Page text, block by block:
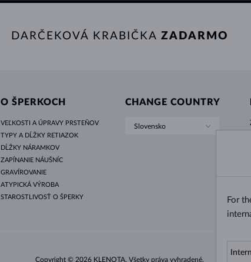
DARČEKOVÁ KRABIČKA ZADARMO
O ŠPERKOCH
VEĽKOSTI A ÚPRAVY PRSTEŇOV
TYPY A DĹŽKY RETIAZOK
DĹŽKY NÁRAMKOV
ZAPÍNANIE NÁUŠNÍC
GRAVÍROVANIE
ATYPICKÁ VÝROBA
STAROSTLIVOSŤ O ŠPERKY
CHANGE COUNTRY
Slovensko
Copyright © 2026 KLENOTA. Všetky práva vyhradené.
For